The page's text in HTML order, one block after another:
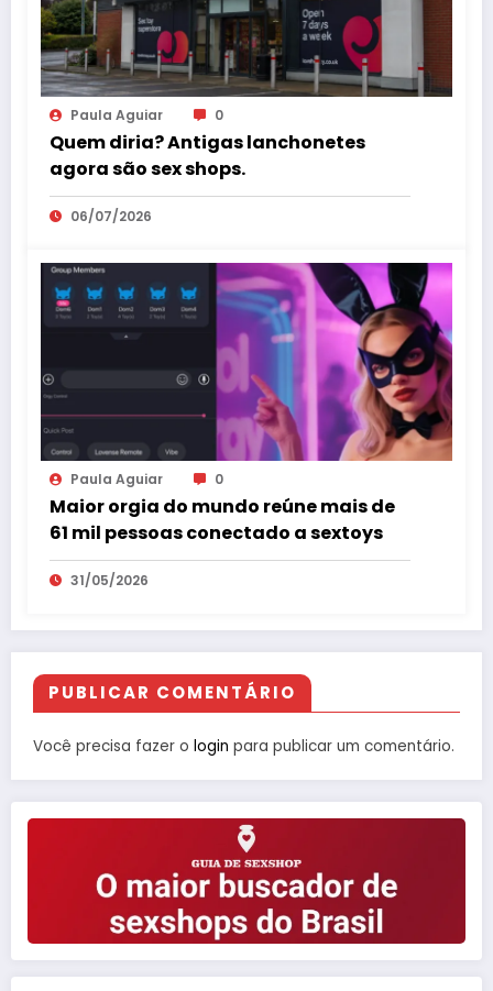
Paula Aguiar 0
Quem diria? Antigas lanchonetes
agora são sex shops.
06/07/2026
Paula Aguiar 0
Maior orgia do mundo reúne mais de
61 mil pessoas conectado a sextoys
31/05/2026
PUBLICAR COMENTÁRIO
Você precisa fazer o login para publicar um comentário.